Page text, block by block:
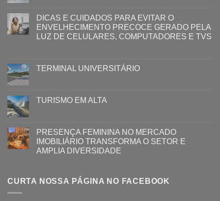
DICAS E CUIDADOS PARA EVITAR O
ENVELHECIMENTO PRECOCE GERADO PELA
LUZ ​DE CELULARES, COMPUTADORES E TVS​​
TERMINAL UNIVERSITÁRIO
TURISMO EM ALTA
PRESENÇA FEMININA NO MERCADO
IMOBILIÁRIO TRANSFORMA O SETOR E
AMPLIA DIVERSIDADE
CURTA NOSSA PÁGINA NO FACEBOOK